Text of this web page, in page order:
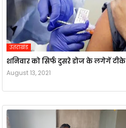
उतराखंड
शनिवार को सिर्फ दुसरे डोज के लगेगें टीके
August 13, 2021